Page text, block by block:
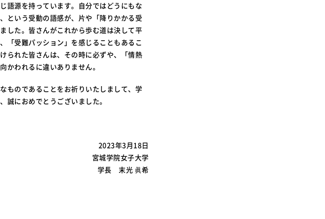
語源を持っています。自分ではどうにもな
という受動の語感が、片や「降りかかる受
した。皆さんがこれから歩む道は決して平
「受難パッション」を感じることもあるこ
られた皆さんは、その時に必ずや、「情熱
かわれるに違いありません。
ものであることをお祈りいたしまして、学
誠におめでとうございました。
2023年3月18日
宮城学院女子大学
学長 末光 眞希